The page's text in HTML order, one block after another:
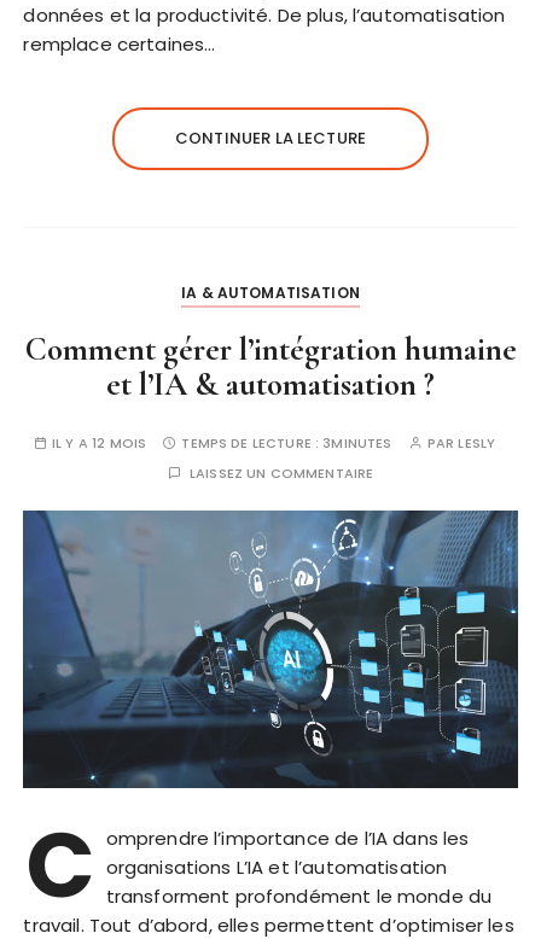
données et la productivité. De plus, l’automatisation
remplace certaines…
CONTINUER LA LECTURE
IA & AUTOMATISATION
Comment gérer l’intégration humaine
et l’IA & automatisation ?
IL Y A 12 MOIS TEMPS DE LECTURE : 3MINUTES PARLESLY
LAISSEZ UN COMMENTAIRE
C omprendre l’importance de l’IA dans les
organisations L’IA et l’automatisation
transforment profondément le monde du
travail. Tout d’abord, elles permettent d’optimiser les